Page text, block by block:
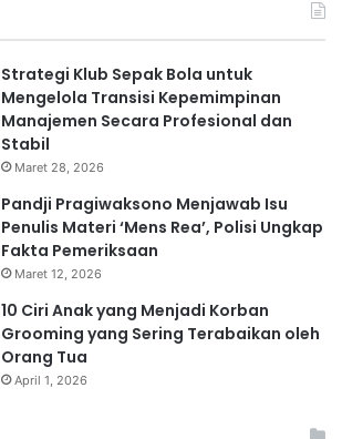
Strategi Klub Sepak Bola untuk
Mengelola Transisi Kepemimpinan
Manajemen Secara Profesional dan
Stabil
Maret 28, 2026
Pandji Pragiwaksono Menjawab Isu
Penulis Materi ‘Mens Rea’, Polisi Ungkap
Fakta Pemeriksaan
Maret 12, 2026
10 Ciri Anak yang Menjadi Korban
Grooming yang Sering Terabaikan oleh
Orang Tua
April 1, 2026